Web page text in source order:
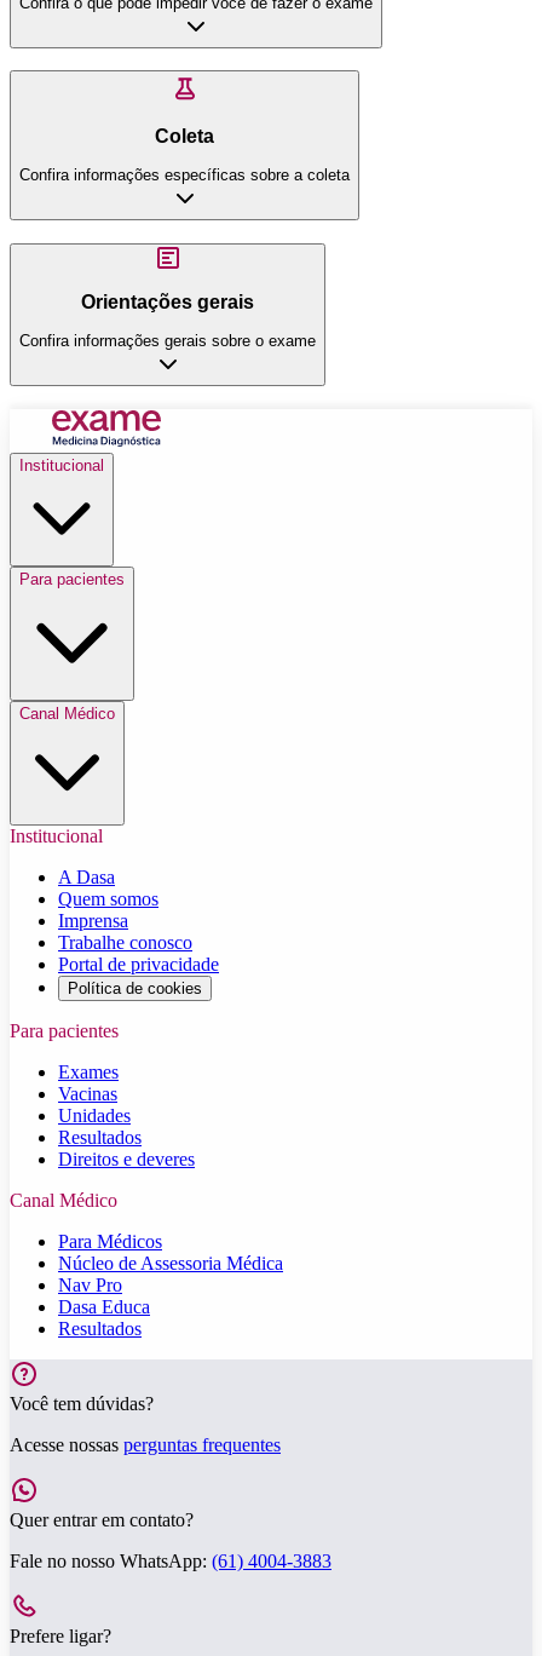
Coleta
Confira informações específicas sobre a coleta
Orientações gerais
Confira informações gerais sobre o exame
Institucional
Para pacientes
Canal Médico
Institucional
A Dasa
Quem somos
Imprensa
Trabalhe conosco
Portal de privacidade
Política de cookies
Para pacientes
Exames
Vacinas
Unidades
Resultados
Direitos e deveres
Canal Médico
Para Médicos
Núcleo de Assessoria Médica
Nav Pro
Dasa Educa
Resultados
Você tem dúvidas?
Acesse nossas perguntas frequentes
Quer entrar em contato?
Fale no nosso WhatsApp: (61) 4004-3883
Prefere ligar?